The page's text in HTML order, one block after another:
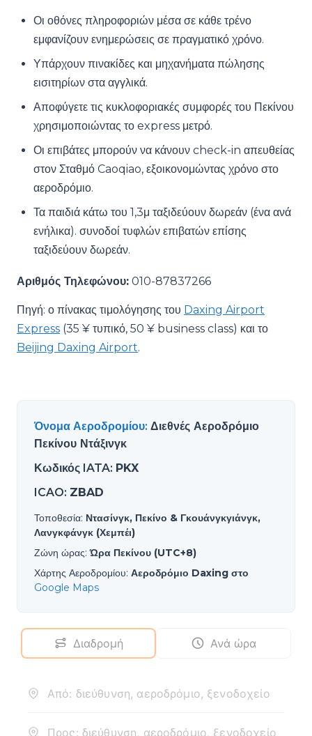
Οι οθόνες πληροφοριών μέσα σε κάθε τρένο
εμφανίζουν ενημερώσεις σε πραγματικό χρόνο.
Υπάρχουν πινακίδες και μηχανήματα πώλησης
εισιτηρίων στα αγγλικά.
Αποφύγετε τις κυκλοφοριακές συμφορές του Πεκίνου
χρησιμοποιώντας το express μετρό.
Οι επιβάτες μπορούν να κάνουν check-in απευθείας
στον Σταθμό Caoqiao, εξοικονομώντας χρόνο στο
αεροδρόμιο.
Τα παιδιά κάτω του 1,3μ ταξιδεύουν δωρεάν (ένα ανά
ενήλικα). συνοδοί τυφλών επιβατών επίσης
ταξιδεύουν δωρεάν.
Αριθμός Τηλεφώνου: 010-87837266
Πηγή: ο πίνακας τιμολόγησης του Daxing Airport
Express (35 ¥ τυπικό, 50 ¥ business class) και το
Beijing Daxing Airport.
Όνομα Αεροδρομίου: Διεθνές Αεροδρόμιο
Πεκίνου Ντάξινγκ
Κωδικός IATA: PKX
ICAO: ZBAD
Τοποθεσία: Ντασίνγκ, Πεκίνο & Γκουάνγκγιάνγκ,
Λανγκφάνγκ (Χεμπέι)
Ζώνη ώρας:Ώρα Πεκίνου (UTC+8)
Χάρτης Αεροδρομίου: Αεροδρόμιο Daxing στο
Google Maps